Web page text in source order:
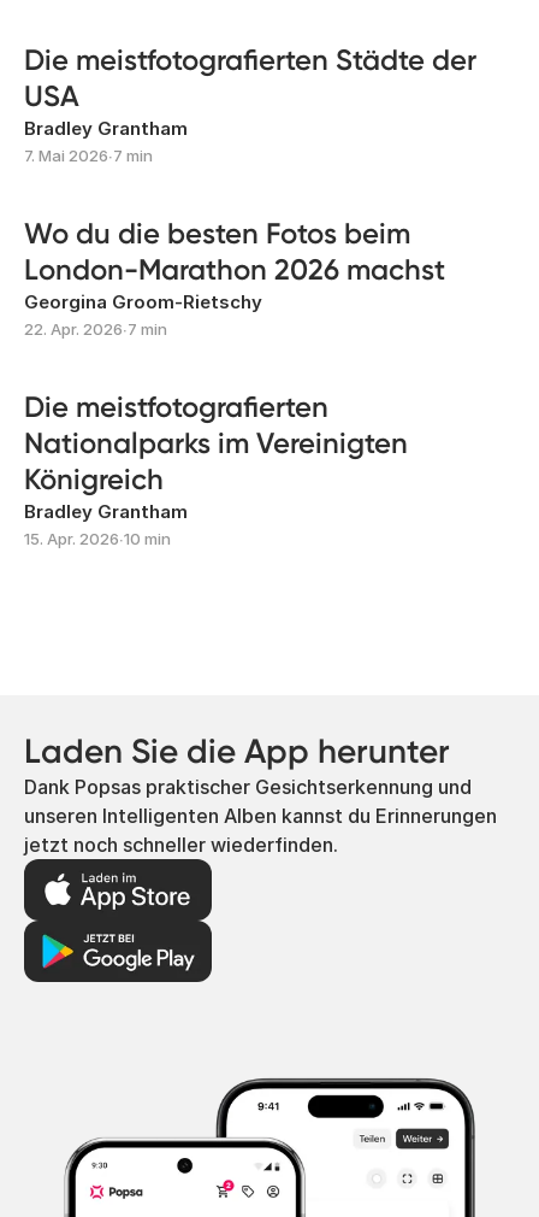
Die meistfotografierten Städte der
USA
Bradley Grantham
7. Mai 2026∙7 min
Wo du die besten Fotos beim
London-Marathon 2026 machst
Georgina Groom-Rietschy
22. Apr. 2026∙7 min
Die meistfotografierten
Nationalparks im Vereinigten
Königreich
Bradley Grantham
15. Apr. 2026∙10 min
Laden Sie die App herunter
Dank Popsas praktischer Gesichtserkennung und
unseren Intelligenten Alben kannst du Erinnerungen
jetzt noch schneller wiederfinden.